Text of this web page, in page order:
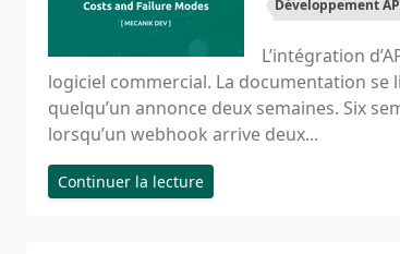
Développement
L’intégration
logiciel commercial. La documentation
quelqu’un annonce deux semaines. Six
lorsqu’un webhook arrive deux...
Continuer la lecture